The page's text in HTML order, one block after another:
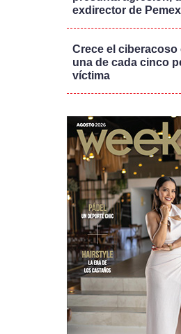
exdirector de Pemex
Crece el ciberacoso
una de cada cinco
víctima